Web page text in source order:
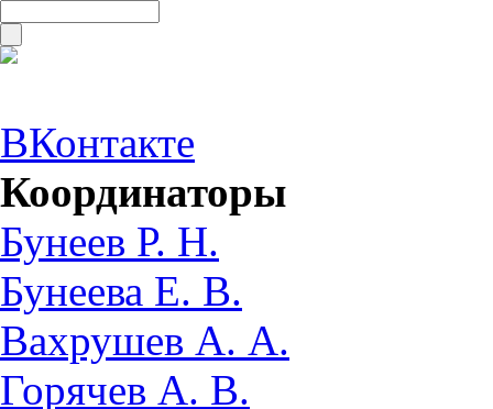
ВКонтакте
Координаторы
Бунеев Р. Н.
Бунеева Е. В.
Вахрушев А. А.
Горячев А. В.